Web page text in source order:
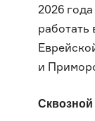
2026
работать
и